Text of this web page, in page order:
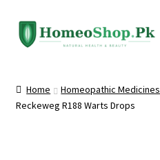
Skip
to
Skip
to
Shop All
Home Homeopathic Medicines
Reckeweg R188 Warts Drops